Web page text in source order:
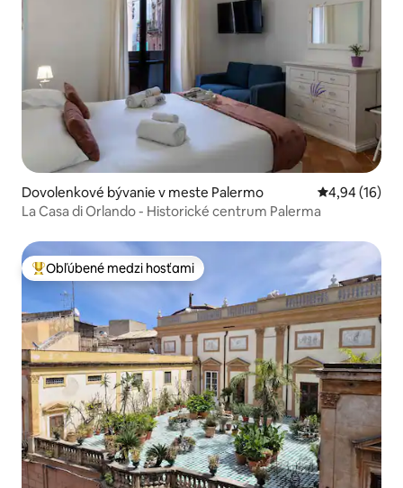
Dovolenkové bývanie v meste Palermo Priemerné
4,94 (16)
La Casa di Orlando - Historické centrum Palerma
Najobľúbenejšie medzi hosťami
Obľúbené medzi hosťami